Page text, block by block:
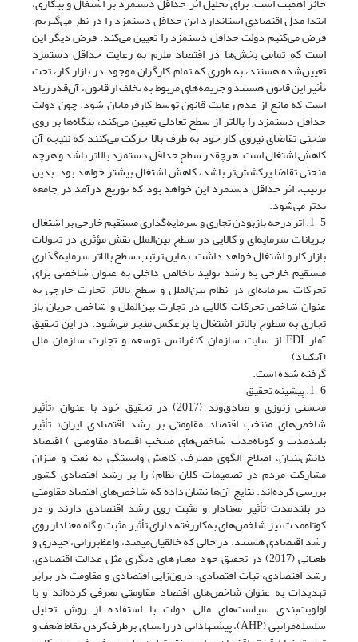
ابتدا مدل اقتصادی استاندارد این حداقل دستمزد را در نظر می‌گیریم.
فرض می‌کنیم دولت حداقل دستمزد را تعیین می‌کند. فرض دیگر این
است که تمامی بخش‌ها در اقتصاد ملزم به رعایت حداقل دستمزد
تعیین‌شده هستند، به طوری که تمام کارگران موجود در بازار کار، تحت
تأثیر این قانون هستند و جریمه‌های مربوط به تخلف از قانون، آن‌قدر زیاد
است که مانع از عدم رعایت قانون توسط کارفرمایان شود. چون دولت
حداقل دستمزد را بالاتر از سطح تعادلی تعیین می‌کند، بنگاه‌ها بر روی
منحنی تقاضای نیروی کار خود به طرف بالا حرکت می‌کنند که نتیجه آن
کاهش اشتغال است. هرچقدر سطح حداقل دستمزد بالاتر باشد و هرچه
منحنی تقاضا پرکشش‌تر باشد، کاهش اشتغال بیشتر خواهد بود. بدین
ترتیب، اثر حداقل دستمزد این خواهد بود که توزیع درآمد در جامعه
بدتر می‌شود.
1-5. اثر درجه بازبودن تجاری و سرمایه‌گذاری مستقیم خارجی بر اشتغال
جریانات سرمایه‌ای و کالایی در سطح بین‌الملل نقش مؤثری در تحولات
بازار کار و اشتغال خواهد داشت. به این ترتیب سطح بالاتر سرمایه‌گذاری
مستقیم خارجی به رشد تولید ناخالص داخلی به عنوان شاخصی برای
تحرکات سرمایه‌ای در نظام بین‌الملل و سطح بالاتر تجارت خارجی به
عنوان شاخص تحرکات کالایی در تجارت بین‌الملل و شاخص جریان باز
تجاری به سطوح بالاتر اشتغال یا برعکس منجر می‌شود. در این تحقیق
آمار FDI از سایت سازمان کنفرانس توسعه و تجارت سازمان ملل
(آنکتاد)
گرفته شده است.
1-6. پیشینه تحقیق
محسنی زنوزی و صادق‌وند (2017) در تحقیق خود با عنوان «تأثیر
شاخص‌های منتخب اقتصاد مقاومتی بر رشد اقتصادی ایران» تأثیر
بلندمدت و کوتاه‌مدت شاخص‌های منتخب اقتصاد مقاومتی ) اقتصاد
دانش‌بنیان، اصلاح الگوی مصرف، کاهش وابستگی به نفت و میزان
مشارکت مردم در تصمیمات کلان نظام) را بر رشد اقتصادی کشور
بررسی کرده‌اند. نتایج آن‌ها نشان داده که شاخص‌های اقتصاد مقاومتی
در بلندمدت تأثیر معنادار و مثبت روی رشد اقتصادی دارند و در
کوتاه‌مدت نیز شاخص‌های به‌کاررفته دارای تأثیر مثبت و گاه معنادار روی
رشد اقتصادی هستند. در حالی که خالقیان‌میمند، واعظ‌برزانی، حیدری و
طغیانی (2017) در تحقیق خود معیارهای دیگری مثل عدالت اقتصادی،
رشد اقتصادی، ثبات اقتصادی، درون‌زایی اقتصادی و مقاومت در برابر
تهدیدات به عنوان شاخص‌های اقتصاد مقاومتی معرفی کرده‌اند و با
اولویت‌بندی سیاست‌های مالی دولت با استفاده از روش تحلیل
سلسله‌مراتبی (AHP)، پیشنهاداتی در راستای برطرف‌کردن نقاط ضعف و